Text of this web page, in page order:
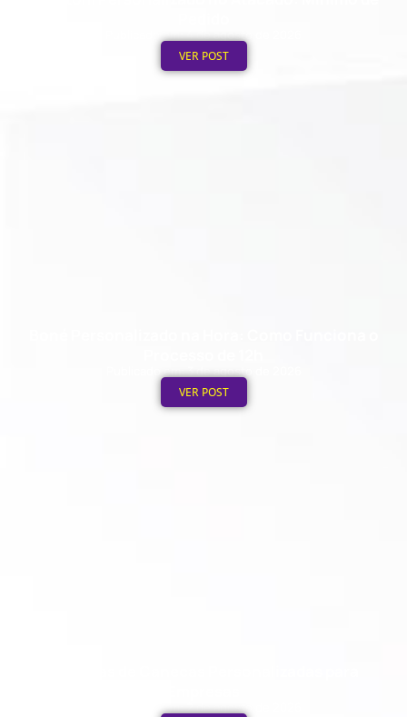
Publicado em: 4 de agosto de 2026
VER POST
Publicado em: 3 de agosto de 2026
VER POST
Publicado em: 2 de agosto de 2026